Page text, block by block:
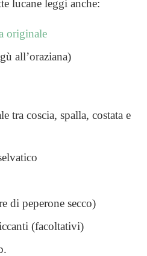
lucane leggi anche:
originale
all’oraziana)
tra coscia, spalla, costata e
di peperone secco)
(facoltativi)